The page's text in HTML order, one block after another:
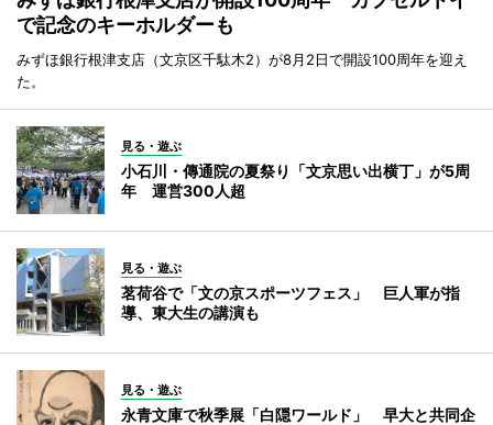
で記念のキーホルダーも
みずほ銀行根津支店（文京区千駄木2）が8月2日で開設100周年を迎え
た。
見る・遊ぶ
小石川・傳通院の夏祭り「文京思い出横丁」が5周
年 運営300人超
見る・遊ぶ
茗荷谷で「文の京スポーツフェス」 巨人軍が指
導、東大生の講演も
見る・遊ぶ
永青文庫で秋季展「白隠ワールド」 早大と共同企